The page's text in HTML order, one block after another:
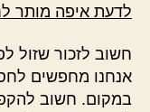
לדעת איפה מותר
חשוב לזכור שזול
אנחנו מחפשים
במקום. חשוב